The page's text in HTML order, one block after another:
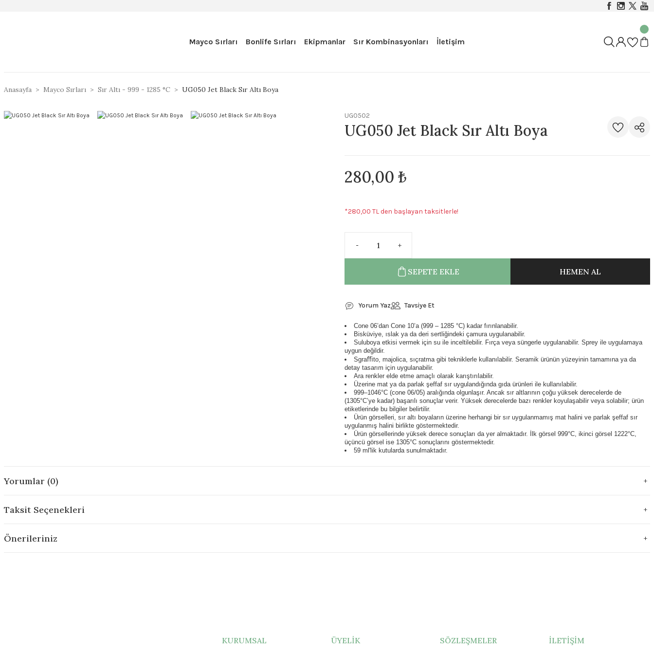
Mayco Sırları Bonlife Sırları Ekipmanlar Sır Kombinasyonları İletişim
Anasayfa Mayco Sırları Sır Altı - 999 - 1285 °C UG050 Jet Black Sır Altı Boya
UG0502
UG050 Jet Black Sır Altı Boya
280,00 ₺
*280,00 TL den başlayan taksitlerle!
SEPETE EKLE HEMEN AL
Yorum Yaz Tavsiye Et
Cone 06’dan Cone 10’a (999 – 1285 °C) kadar fırınlanabilir.
Bisküviye, ıslak ya da deri sertliğindeki çamura uygulanabilir.
Suluboya etkisi vermek için su ile inceltilebilir. Fırça veya süngerle uygulanabilir. Sprey ile uygulamaya
uygun değildir.
Sgraﬃto, majolica, sıçratma gibi tekniklerle kullanılabilir. Seramik ürünün yüzeyinin tamamına ya da
detay tasarım için uygulanabilir.
Ara renkler elde etme amaçlı olarak karıştırılabilir.
Üzerine mat ya da parlak şeffaf sır uygulandığında gıda ürünleri ile kullanılabilir.
999–1046°C (cone 06/05) aralığında olgunlaşır. Ancak sır altlarının çoğu yüksek derecelerde de
(1305°C’ye kadar) başarılı sonuçlar verir. Yüksek derecelerde bazı renkler koyulaşabilir veya solabilir; ürün
etiketlerinde bu bilgiler belirtilir.
Ürün görselleri, sır altı boyaların üzerine herhangi bir sır uygulanmamış mat halini ve parlak şeffaf sır
uygulanmış halini birlikte göstermektedir.
Ürün görsellerinde yüksek derece sonuçları da yer almaktadır. İlk görsel 999°C, ikinci görsel 1222°C,
üçüncü görsel ise 1305°C sonuçlarını göstermektedir.
59 ml'lik kutularda sunulmaktadır.
Yorumlar (0)
Taksit Seçenekleri
Önerileriniz
KURUMSAL ÜYELİK SÖZLEŞMELER İLETİŞİM